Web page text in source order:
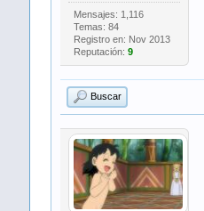
Mensajes: 1,116
Temas: 84
Registro en: Nov 2013
Reputación: 9
Buscar